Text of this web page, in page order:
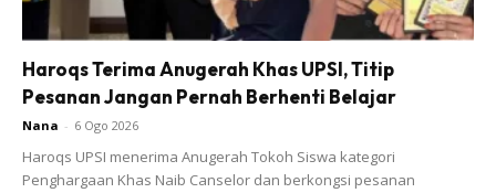
Haroqs Terima Anugerah Khas UPSI, Titip
Pesanan Jangan Pernah Berhenti Belajar
Nana - 6 Ogo 2026
Haroqs UPSI menerima Anugerah Tokoh Siswa kategori
Penghargaan Khas Naib Canselor dan berkongsi pesanan